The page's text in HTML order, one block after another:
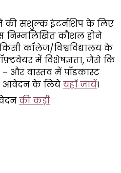
की सशुल्क इंटर्नशिप के लिए
निम्नलिखित कौशल होने
कॉलेज/विश्वविद्यालय के
में विशेषज्ञता, जैसे कि
और वास्तव में पॉडकास्ट
आवेदन के लिये यहाँ जायें।
की कड़ी